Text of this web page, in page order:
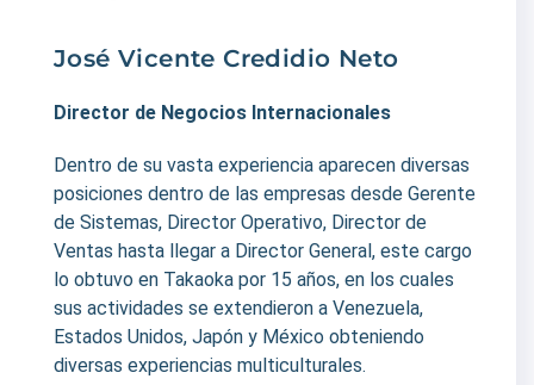
José Vicente Credidio Neto
Director de Negocios Internacionales
Dentro de su vasta experiencia aparecen diversas
posiciones dentro de las empresas desde Gerente
de Sistemas, Director Operativo, Director de
Ventas hasta llegar a Director General, este cargo
lo obtuvo en Takaoka por 15 años, en los cuales
sus actividades se extendieron a Venezuela,
Estados Unidos, Japón y México obteniendo
diversas experiencias multiculturales.